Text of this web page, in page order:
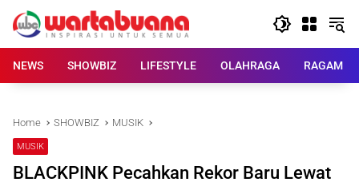
content
NEWS
SHOWBIZ LIFESTYLE OLAHRAGA RAGAM
Home SHOWBIZ MUSIK
MUSIK
BLACKPINK Pecahkan Rekor Baru Lewat